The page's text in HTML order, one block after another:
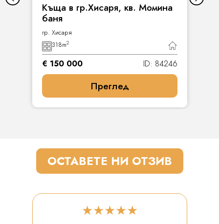
Къща в гр.Хисаря, кв. Момина
баня
гр. Хисаря
318m2
€ 150 000 ID: 84246
Преглед
ОСТАВЕТЕ НИ ОТЗИВ
★★★★★